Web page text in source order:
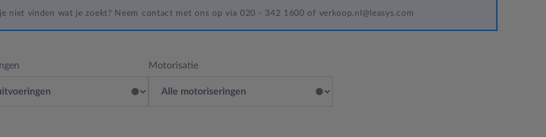
niet vinden wat je zoekt? Neem contact met ons op via 020 - 342 1600 of verkoop.nl@leasys.com
Motorisatie